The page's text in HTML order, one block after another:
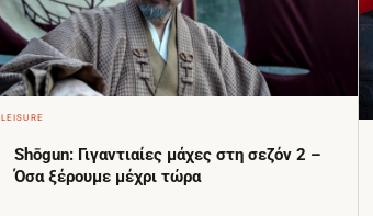
LEISURE
Shōgun: Γιγαντιαίες μάχες στη σεζόν 2 –
Όσα ξέρουμε μέχρι τώρα